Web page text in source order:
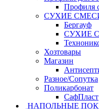
Профиля
СУХИЕ
Бергауф
СУХИЕ
Хозтовары
Магазин
Разное/Сопутка
Поликарбонат
СафПласт
НАПОЛЬНЫЕ